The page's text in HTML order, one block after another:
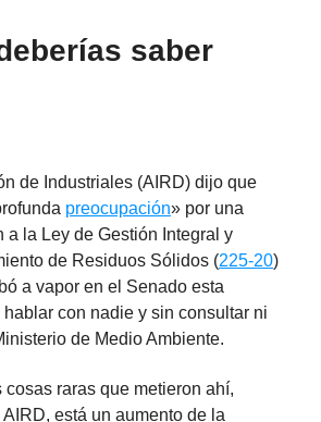
saber
de Industriales (AIRD) dijo que
preocupación» por una
a la Ley de Gestión Integral y
de Residuos Sólidos (225-20)
a vapor en el Senado esta
con nadie y sin consultar ni
de Medio Ambiente.
cosas raras que metieron ahí,
está un aumento de la